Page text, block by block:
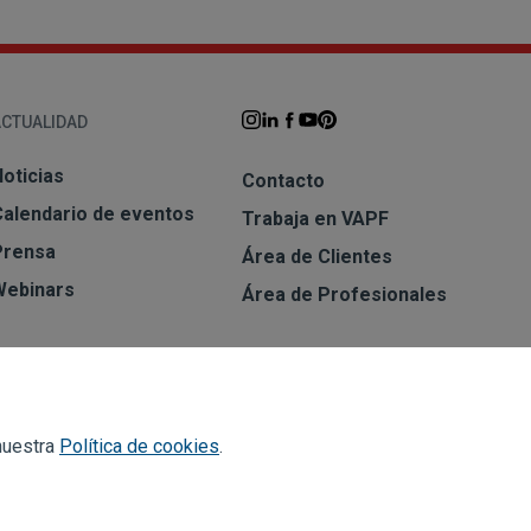
de eventos
Contacto
Trabaja en VAPF
Área de Clientes
Área de Profesionales
Política de cookies.